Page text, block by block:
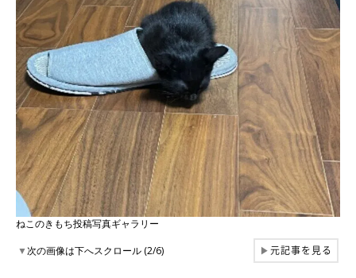
ねこのきもち投稿写真ギャラリー
▼次の画像は下へスクロール (2/6) ▶元記事を見る